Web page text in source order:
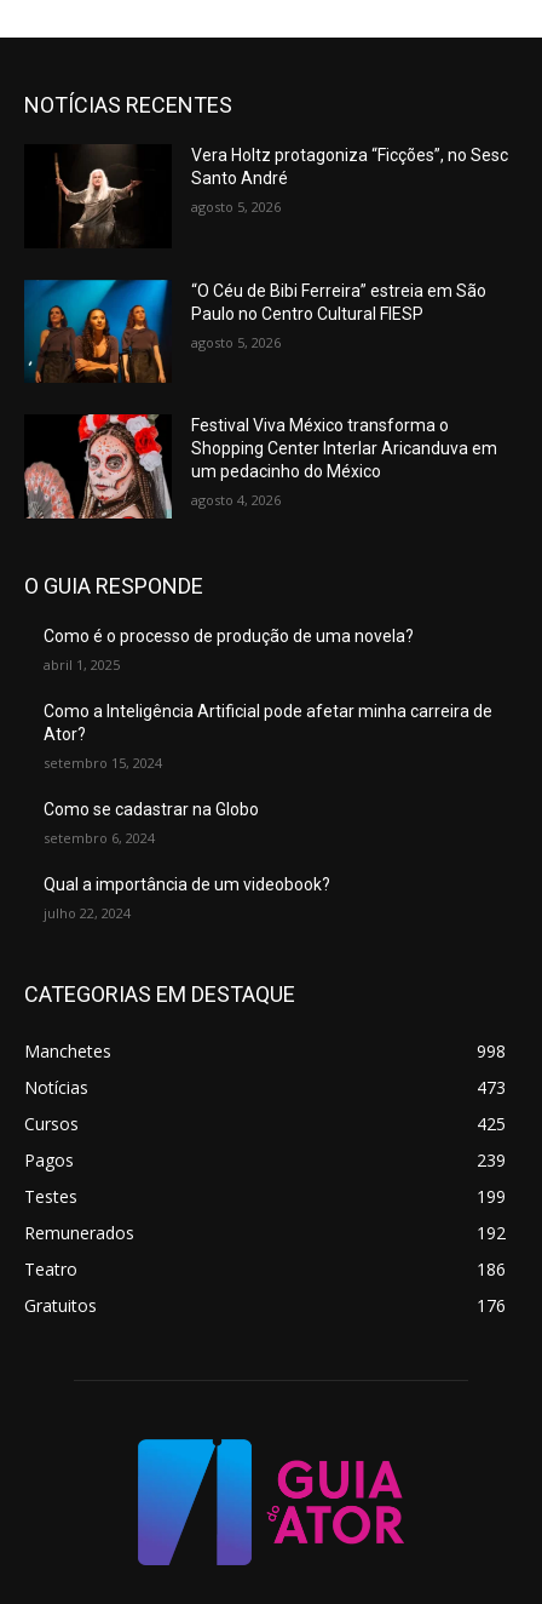
NOTÍCIAS RECENTES
Vera Holtz protagoniza “Ficções”, no Sesc
Santo André
agosto 5, 2026
“O Céu de Bibi Ferreira” estreia em São
Paulo no Centro Cultural FIESP
agosto 5, 2026
Festival Viva México transforma o
Shopping Center Interlar Aricanduva em
um pedacinho do México
agosto 4, 2026
O GUIA RESPONDE
Como é o processo de produção de uma novela?
abril 1, 2025
Como a Inteligência Artificial pode afetar minha carreira de
Ator?
setembro 15, 2024
Como se cadastrar na Globo
setembro 6, 2024
Qual a importância de um videobook?
julho 22, 2024
CATEGORIAS EM DESTAQUE
Manchetes
998
Notícias
473
Cursos
425
Pagos
239
Testes
199
Remunerados
192
Teatro
186
Gratuitos
176